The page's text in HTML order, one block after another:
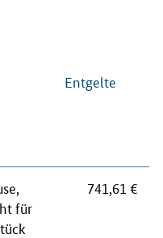
Entgelte
für
741,61 €